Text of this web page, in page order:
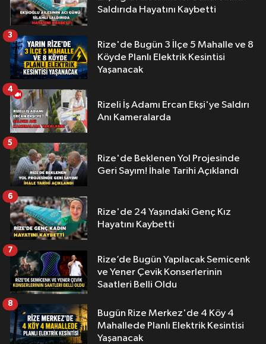
Saldırıda Hayatını Kaybetti
Rize'de Bugün 3 İlçe 5 Mahalle ve 8
Köyde Planlı Elektrik Kesintisi
Yaşanacak
3
Rizeli İş Adamı Ercan Ekşi'ye Saldırı
Anı Kameralarda
4
Rize'de Beklenen Yol Projesinde
Geri Sayım! İhale Tarihi Açıklandı
5
Rize'de 24 Yaşındaki Genç Kız
Hayatını Kaybetti
6
Rize’de Bugün Yapılacak Semicenk
ve Yener Çevik Konserlerinin
Saatleri Belli Oldu
7
Bugün Rize Merkez'de 4 Köy 4
Mahallede Planlı Elektrik Kesintisi
Yaşanacak
8